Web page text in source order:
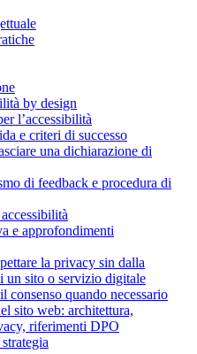
by design
l’accessibilità
e criteri di successo
una dichiarazione di
di feedback e procedura di
e approfondimenti
la privacy sin dalla
un sito o servizio digitale
consenso quando necessario
sito web: architettura,
riferimenti DPO